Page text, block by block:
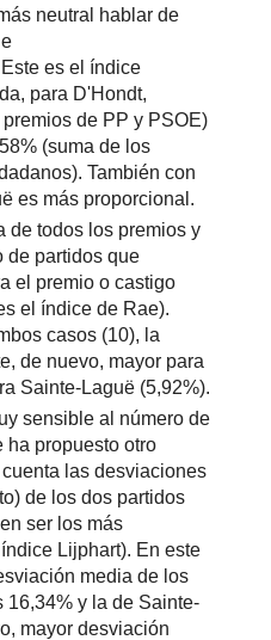
neutral hablar de
es el índice
para D'Hondt,
de PP y PSOE)
(suma de los
También con
es más proporcional.
de todos los premios y
de partidos que
el premio o castigo
el índice de Rae).
casos (10), la
de nuevo, mayor para
Sainte-Laguë (5,92%).
sensible al número de
ha propuesto otro
las desviaciones
de los dos partidos
ser los más
Lijphart). En este
media de los
16,34% y la de Sainte-
mayor desviación